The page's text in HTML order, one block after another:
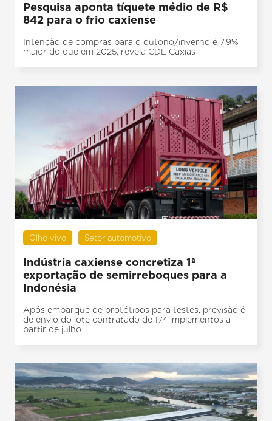
Pesquisa aponta tíquete médio de R$
842 para o frio caxiense
Intenção de compras para o outono/inverno é 7,9%
maior do que em 2025, revela CDL Caxias
Olho vivo Setor automotivo
Indústria caxiense concretiza 1ª
exportação de semirreboques para a
Indonésia
Após embarque de protótipos para testes, previsão é
de envio do lote contratado de 174 implementos a
partir de julho